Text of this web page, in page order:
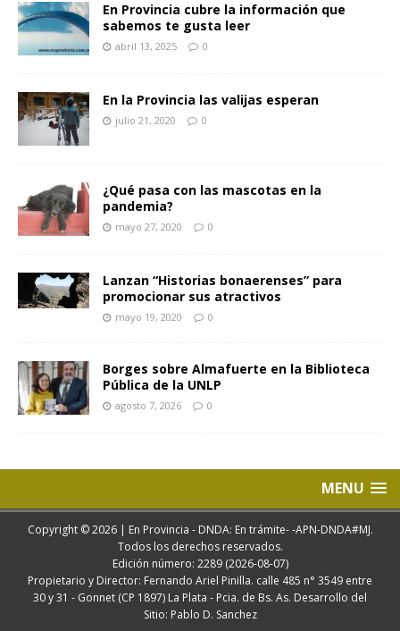
En Provincia cubre la información que
sabemos te gusta leer
abril 13, 2025 0
En la Provincia las valijas esperan
julio 21, 2020 0
¿Qué pasa con las mascotas en la
pandemia?
mayo 27, 2020 0
Lanzan “Historias bonaerenses” para
promocionar sus atractivos
mayo 19, 2020 0
Borges sobre Almafuerte en la Biblioteca
Pública de la UNLP
agosto 7, 2026 0
MENU
Copyright © 2026 | En Provincia - DNDA: En trámite- -APN-DNDA#MJ.
Todos los derechos reservados.
Edición número: 2289 (2026-08-07)
Propietario y Director: Fernando Ariel Pinilla. calle 485 n° 3549 entre
30 y 31 - Gonnet (CP 1897) La Plata - Pcia. de Bs. As. Desarrollo del
Sitio: Pablo D. Sanchez